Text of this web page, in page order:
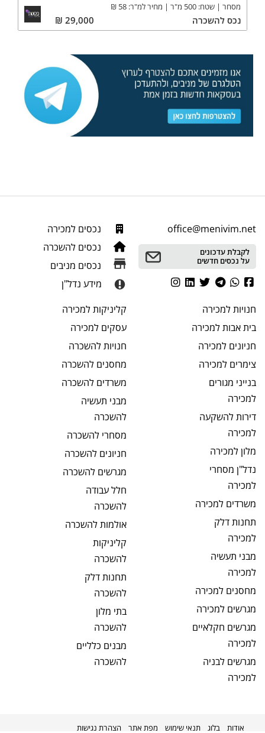
מסחר
שטח: 500 מ"ר מחיר למ"ר: 58
₪
נכס להשכרה 29,000
₪
office@menivim.net
לקבלת עדכונים
על נכסים חדשים
נכסים למכירה
נכסים להשכרה
נכסים מניבים
מידע נדל"ן
חנויותלמכירה
בית אבותלמכירה
חניונים למכירה
צימרים למכירה
בנייני מגורים
למכירה
דירות להשקעה
למכירה
מלון למכירה
נדל"ן מסחרי
למכירה
משרדים למכירה
תחנות דלק
למכירה
מבני תעשיה
למכירה
מחסנים למכירה
מגרשים למכירה
מגרשים חקלאיים
למכירה
מגרשים לבניה
למכירה
קליניקותלמכירה
עסקים למכירה
חנויותלהשכרה
מחסנים להשכרה
משרדים להשכרה
מבני תעשיה
להשכרה
מסחרי להשכרה
חניונים להשכרה
מגרשים להשכרה
חלל עבודה
להשכרה
אולמותלהשכרה
קליניקות
להשכרה
תחנות דלק
להשכרה
בתי מלון
להשכרה
מבנים כלליים
להשכרה
אודות בלוג תנאי שימוש מפת אתר הצהרת נגישות